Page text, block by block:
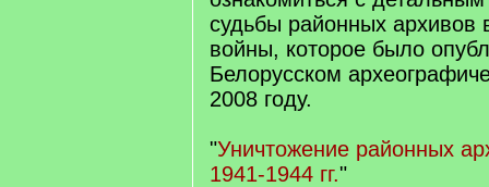
судьбы районных
войны, которое было
Белорусском
2008 году.
"Уничтожение районных
1941-1944 гг."